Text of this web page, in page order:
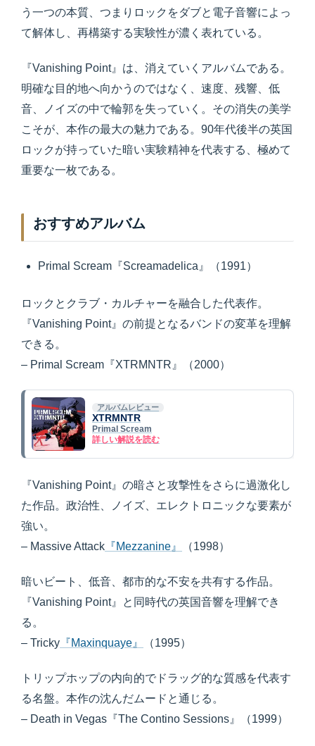
う一つの本質、つまりロックをダブと電子音響によっ
て解体し、再構築する実験性が濃く表れている。
『Vanishing Point』は、消えていくアルバムである。
明確な目的地へ向かうのではなく、速度、残響、低
音、ノイズの中で輪郭を失っていく。その消失の美学
こそが、本作の最大の魅力である。90年代後半の英国
ロックが持っていた暗い実験精神を代表する、極めて
重要な一枚である。
おすすめアルバム
Primal Scream『Screamadelica』（1991）
ロックとクラブ・カルチャーを融合した代表作。
『Vanishing Point』の前提となるバンドの変革を理解
できる。
– Primal Scream『XTRMNTR』（2000）
アルバムレビュー
XTRMNTR
Primal Scream
詳しい解説を読む
『Vanishing Point』の暗さと攻撃性をさらに過激化し
た作品。政治性、ノイズ、エレクトロニックな要素が
強い。
– Massive Attack 『Mezzanine』 （1998）
暗いビート、低音、都市的な不安を共有する作品。
『Vanishing Point』と同時代の英国音響を理解でき
る。
– Tricky 『Maxinquaye』 （1995）
トリップホップの内向的でドラッグ的な質感を代表す
る名盤。本作の沈んだムードと通じる。
– Death in Vegas『The Contino Sessions』（1999）